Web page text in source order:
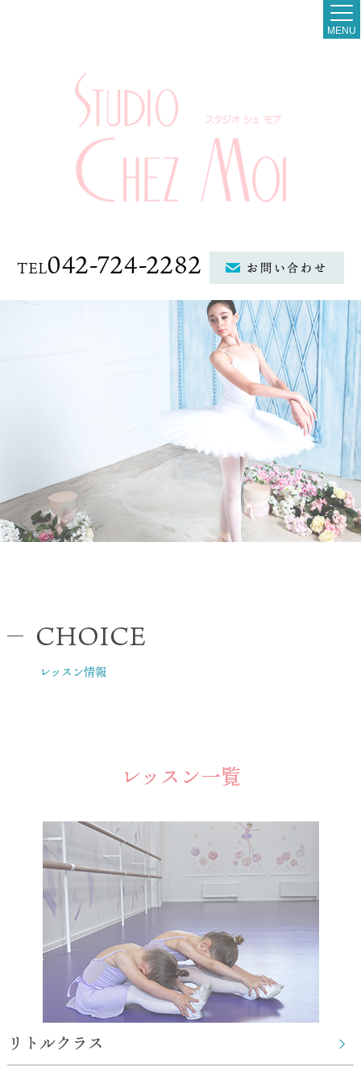
MENU
TEL042-724-2282 お問い合わせ
CHOICE
レッスン情報
レッスン一覧
リトルクラス